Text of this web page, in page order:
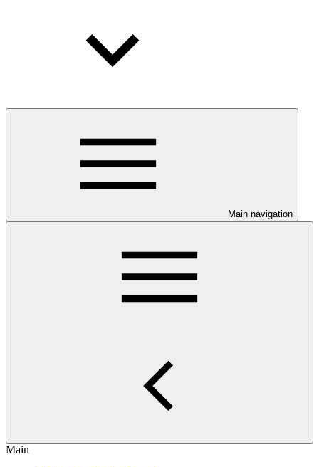
Main navigation
Main